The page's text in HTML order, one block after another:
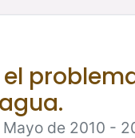
de 2010 -